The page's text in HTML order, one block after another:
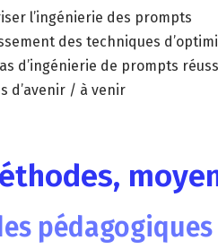
l’ingénierie des prompts
des techniques
d’ingénierie de prompts
d’avenir / à venir
pédagogiques